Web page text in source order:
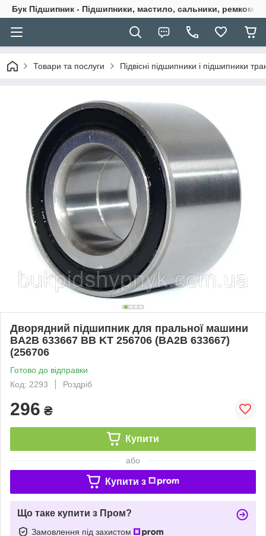
Бук Підшипник - Підшипники, мастило, сальники,
Товари та послуги Підвісні підшипники і підшипники
Дворядний підшипник для пральної машини
BA2B 633667 BB KT 256706 (BA2B 633667)
(256706
Готово до відправки
Код: 2293
Роздріб
296 ₴
Купити
або
Купити з
Що таке купити з Пром?
Замовлення під захистом